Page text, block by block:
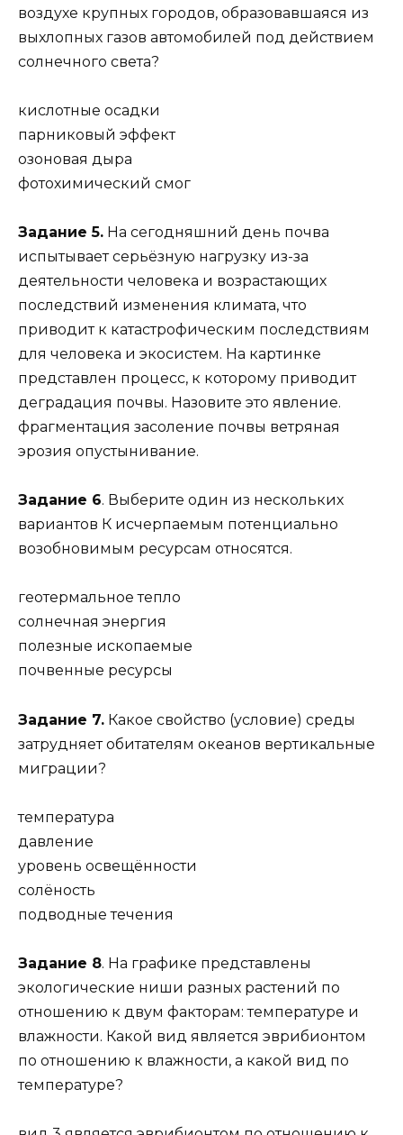
воздухе крупных городов, образовавшаяся из
выхлопных газов автомобилей под действием
солнечного света?
кислотные осадки
парниковый эффект
озоновая дыра
фотохимический смог
Задание 5. На сегодняшний день почва
испытывает серьёзную нагрузку из-за
деятельности человека и возрастающих
последствий изменения климата, что
приводит к катастрофическим последствиям
для человека и экосистем. На картинке
представлен процесс, к которому приводит
деградация почвы. Назовите это явление.
фрагментация засоление почвы ветряная
эрозия опустынивание.
Задание 6. Выберите один из нескольких
вариантов К исчерпаемым потенциально
возобновимым ресурсам относятся.
геотермальное тепло
солнечная энергия
полезные ископаемые
почвенные ресурсы
Задание 7. Какое свойство (условие) среды
затрудняет обитателям океанов вертикальные
миграции?
температура
давление
уровень освещённости
солёность
подводные течения
Задание 8. На графике представлены
экологические ниши разных растений по
отношению к двум факторам: температуре и
влажности. Какой вид является эврибионтом
по отношению к влажности, а какой вид по
температуре?